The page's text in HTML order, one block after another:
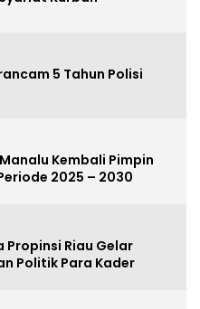
5 Tahun Polisi
Kembali Pimpin
2025 – 2030
Propinsi Riau Gelar
Politik Para Kader